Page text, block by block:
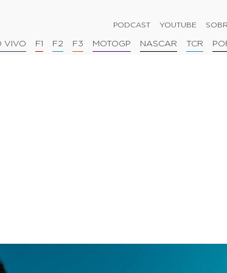
PODCAST YOUTUBE
VIVO F1 F2 F3 MOTOGP NASCAR TCR